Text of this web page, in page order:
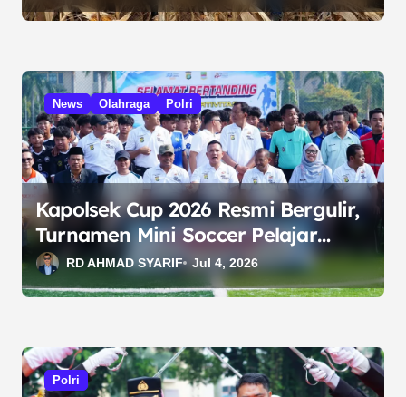
News Olahraga Polri
Kapolsek Cup 2026 Resmi Bergulir,
Turnamen Mini Soccer Pelajar
Semarakkan HUT Bhayangkara
RD AHMAD SYARIF Jul 4, 2026
Polri